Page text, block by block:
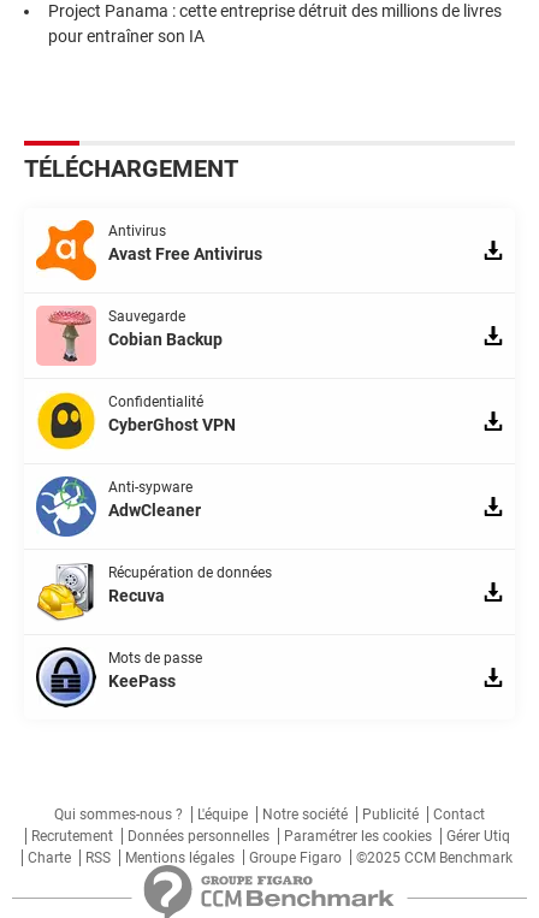
Project Panama : cette entreprise détruit des millions de livres
pour entraîner son IA
TÉLÉCHARGEMENT
Antivirus
Avast Free Antivirus
Sauvegarde
Cobian Backup
Confidentialité
CyberGhost VPN
Anti-sypware
AdwCleaner
Récupération de données
Recuva
Mots de passe
KeePass
Qui sommes-nous ? L'équipe Notre société Publicité
Contact
Recrutement
Données personnelles Paramétrer les cookies
Gérer Utiq
Charte
RSS Mentions légales Groupe Figaro ©2025 CCM Benchmark